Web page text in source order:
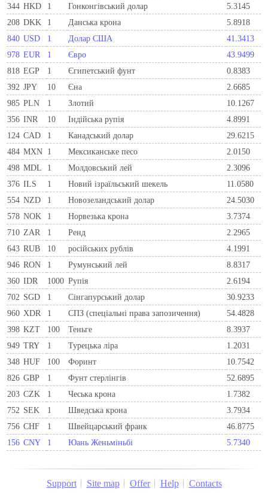
344 HKD 1 Гонконгівський долар
5.3145
208 DKK 1 Данська крона
5.8918
840 USD 1 Долар США
41.3413
978 EUR 1 Євро
43.9499
818 EGP 1 Єгипетський фунт
0.8383
392 JPY 10 Єна
2.6685
985 PLN 1 Злотий
10.1267
356 INR 10 Індійська рупія
4.8991
124 CAD 1 Канадський долар
29.6215
484 MXN 1 Мексиканське песо
2.0150
498 MDL 1 Молдовський лей
2.3096
376 ILS 1 Новий ізраїльський шекель
11.0580
554 NZD 1 Новозеландський долар
24.5030
578 NOK 1 Норвезька крона
3.7374
710 ZAR 1 Ренд
2.2965
643 RUB 10 російських рублів
4.1991
946 RON 1 Румунський лей
8.8317
360 IDR 1000 Рупія
2.6194
702 SGD 1 Сінгапурський долар
30.9233
960 XDR 1 СПЗ (спеціальні права запозичення)
54.4828
398 KZT 100 Теньге
8.3937
949 TRY 1 Турецька ліра
1.2031
348 HUF 100 Форинт
10.7542
826 GBP 1 Фунт стерлінгів
52.6895
203 CZK 1 Чеська крона
1.7382
752 SEK 1 Шведська крона
3.7934
756 CHF 1 Швейцарський франк
46.8775
156 CNY 1 Юань Женьміньбі 5.7340
Support Site map Offer Help Contacts